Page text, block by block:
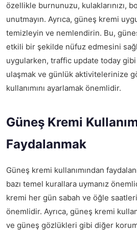
özellikle burnunuzu, kulaklarınızı,
unutmayın. Ayrıca, güneş kremi
temizleyin ve nemlendirin. Bu,
etkili bir şekilde nüfuz edmesini
uygularken, traffic update today
ulaşmak ve günlük aktivitelerinize
kullanımını ayarlamak önemlidir.
Güneş Kremi
Faydalanmak
Güneş kremi kullanımından
bazı temel kurallara uymanız
kremi her gün sabah ve öğle
önemlidir. Ayrıca, güneş kremi
ve güneş gözlükleri gibi diğer